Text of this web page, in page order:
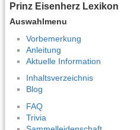
Prinz Eisenherz Lexikon
Auswahlmenu
Vorbemerkung
Anleitung
Aktuelle Information
Inhaltsverzeichnis
Blog
FAQ
Trivia